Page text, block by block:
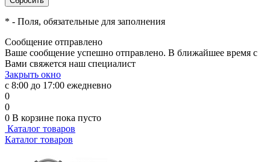
* - Поля, обязательные для заполнения
Сообщение отправлено
Ваше сообщение успешно отправлено. В ближайшее время с
Вами свяжется наш специалист
Закрыть окно
с 8:00 до 17:00 ежедневно
0
0
0 В корзине пока пусто
Каталог товаров
Каталог товаров